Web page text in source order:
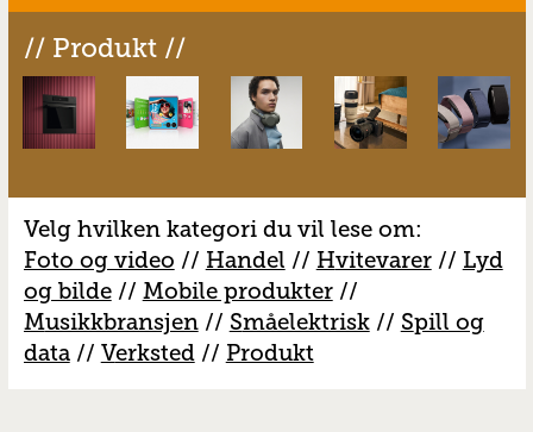
// Produkt //
Velg hvilken kategori du vil lese om:
Foto og video // Handel // Hvitevarer// Lyd
og bilde// Mobile produkter//
Musikkbransjen// Småelektrisk// Spill og
data// Verksted// Produkt